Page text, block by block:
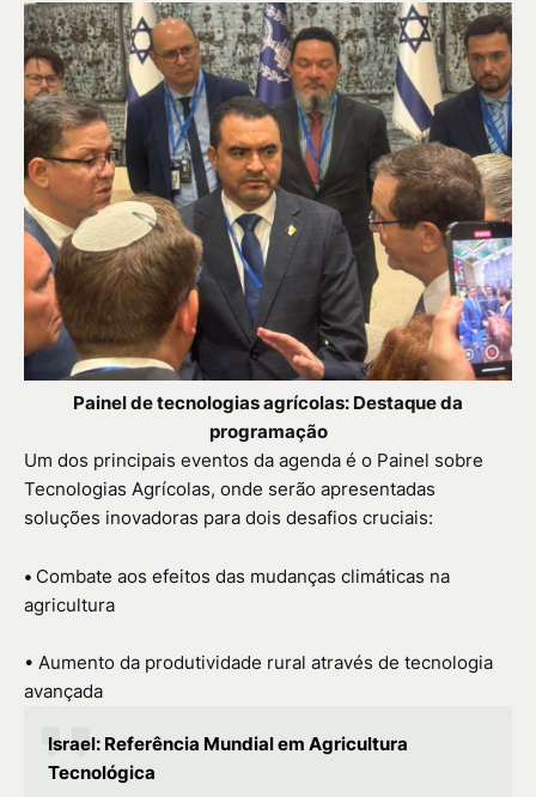
Painel de tecnologias agrícolas: Destaque da
programação
Um dos principais eventos da agenda é o Painel sobre
Tecnologias Agrícolas, onde serão apresentadas
soluções inovadoras para dois desafios cruciais:
• Combate aos efeitos das mudanças climáticas na
agricultura
• Aumento da produtividade rural através de tecnologia
avançada
Israel: Referência Mundial em Agricultura
Tecnológica